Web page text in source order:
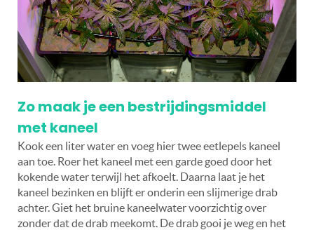
Zo maak je een bestrijdingsmiddel
met kaneel
Kook een liter water en voeg hier twee eetlepels kaneel
aan toe. Roer het kaneel met een garde goed door het
kokende water terwijl het afkoelt. Daarna laat je het
kaneel bezinken en blijft er onderin een slijmerige drab
achter. Giet het bruine kaneelwater voorzichtig over
zonder dat de drab meekomt. De drab gooi je weg en het